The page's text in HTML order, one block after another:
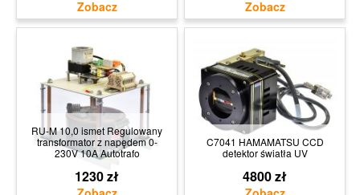
RU-M 10,0 ismet Regulowany
transformator z napędem 0-
230V 10A Autotrafo
1230 zł
C7041 HAMAMATSU CCD
detektor światła UV
4800 zł